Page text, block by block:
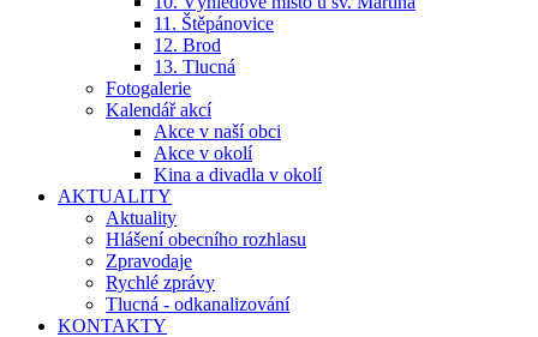
11. Štěpánovice
12. Brod
13. Tlucná
Fotogalerie
Kalendář akcí
Akce v naší obci
Akce v okolí
Kina a divadla v okolí
AKTUALITY
Aktuality
Hlášení obecního rozhlasu
Zpravodaje
Rychlé zprávy
Tlucná - odkanalizování
KONTAKTY